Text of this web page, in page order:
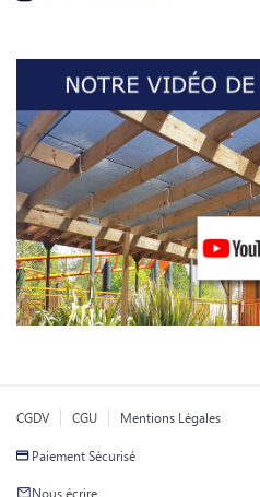
CGDV CGU Mentions Légales
Paiement Sécurisé
Nous écrire